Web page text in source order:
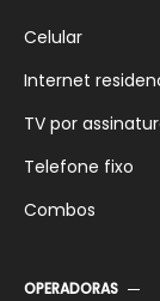
Celular
Internet
TV por
Telefone fixo
Combos
OPERADORAS